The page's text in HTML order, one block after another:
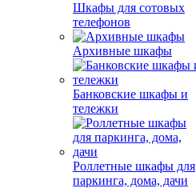
Шкафы для сотовых
телефонов
Архивные шкафы
Банковские шкафы и
тележки
Роллетные шкафы для
паркинга, дома, дачи